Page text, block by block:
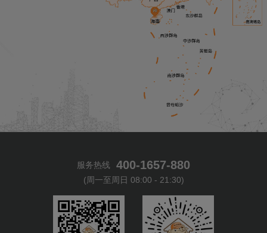
服务热线 400-1657-880
(周一至周日 08:00 - 21:30)